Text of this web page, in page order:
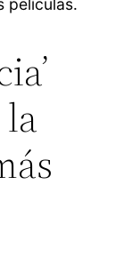
películas.